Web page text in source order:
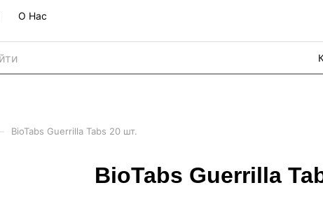
О Нас
BioTabs Guerrilla Tabs 20 шт.
BioTabs Guerrilla